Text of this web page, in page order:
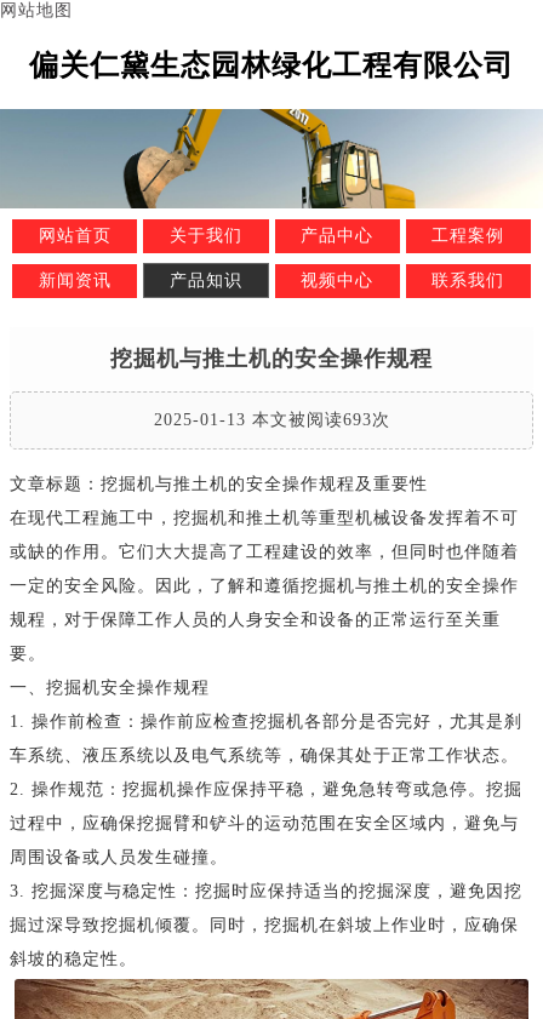
网站地图
偏关仁黛生态园林绿化工程有限公司
网站首页 关于我们 产品中心 工程案例
新闻资讯 产品知识 视频中心 联系我们
挖掘机与推土机的安全操作规程
2025-01-13 本文被阅读693次
文章标题：挖掘机与推土机的安全操作规程及重要性
在现代工程施工中，挖掘机和推土机等重型机械设备发挥着不可
或缺的作用。它们大大提高了工程建设的效率，但同时也伴随着
一定的安全风险。因此，了解和遵循挖掘机与推土机的安全操作
规程，对于保障工作人员的人身安全和设备的正常运行至关重
要。
一、挖掘机安全操作规程
1. 操作前检查：操作前应检查挖掘机各部分是否完好，尤其是刹
车系统、液压系统以及电气系统等，确保其处于正常工作状态。
2. 操作规范：挖掘机操作应保持平稳，避免急转弯或急停。挖掘
过程中，应确保挖掘臂和铲斗的运动范围在安全区域内，避免与
周围设备或人员发生碰撞。
3. 挖掘深度与稳定性：挖掘时应保持适当的挖掘深度，避免因挖
掘过深导致挖掘机倾覆。同时，挖掘机在斜坡上作业时，应确保
斜坡的稳定性。